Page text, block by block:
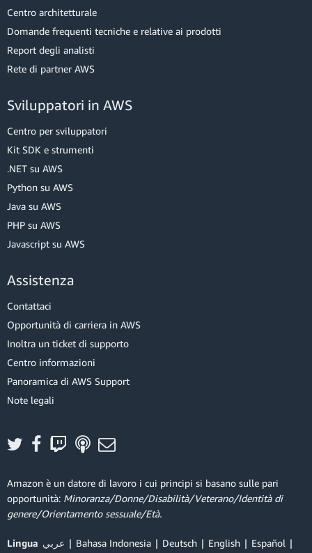
Centro architetturale
Domande frequenti tecniche e relative ai prodotti
Report degli analisti
Rete di partner AWS
Sviluppatori in AWS
Centro per sviluppatori
Kit SDK e strumenti
.NET su AWS
Python su AWS
Java su AWS
PHP su AWS
Javascript su AWS
Assistenza
Contattaci
Opportunità di carriera in AWS
Inoltra un ticket di supporto
Centro informazioni
Panoramica di AWS Support
Note legali
Amazon è un datore di lavoro i cui principi si basano sulle pari
opportunità: Minoranza/Donne/Disabilità/Veterano/Identità di
genere/Orientamento sessuale/Età.
Lingua عربي Bahasa Indonesia Deutsch English Español